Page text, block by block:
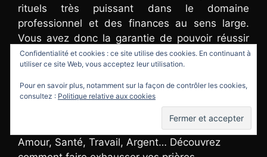
rituels très puissant dans le domaine
professionnel et des finances au sens large.
Vous avez donc la garantie de pouvoir réussir
TOUS les rituels ayant un lien avec les finances
et de bénéficier de l’affluence financière. Les
plus puissants rituels sont donc à portée de
main !
Les 3000 codes secrets des Psaumes*:
Amour, Santé, Travail, Argent… Découvrez
Confidentialité et cookies : ce site utilise des cookies. En continuant à
utiliser ce site Web, vous acceptez leur utilisation.
Pour en savoir plus, notamment sur la façon de contrôler les cookies,
consultez : Politique relative aux cookies